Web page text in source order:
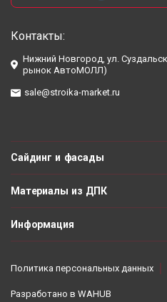
Контакты:
Нижний Новгород, ул.
рынок АвтоМОЛЛ)
sale@stroika-market.ru
Сайдинг и фасады
Материалы из ДПК
Информация
Политика персональных данных
Разработано в WAHUB